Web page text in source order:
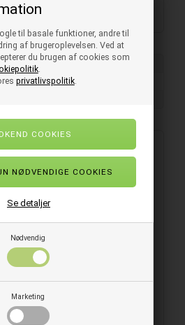
til basale funktioner, andre til
af brugeroplevelsen. Ved at
du brugen af cookies som
.
privatlivspolitik.
Nødvendig
Marketing
Se detaljer
pk. (á 100 stk)
stk/pk
300x400 mm og en tykkelse
konstruktion med ru overflade
hvilket forlænger
friskheden. Disse poser er perfekte
køkkener, hvor kvalitet